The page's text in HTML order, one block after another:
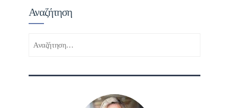
Αναζήτηση